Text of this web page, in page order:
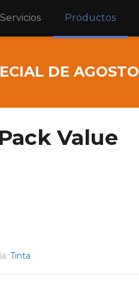
Servicios Productos
DE AGOSTO
Value
Tinta